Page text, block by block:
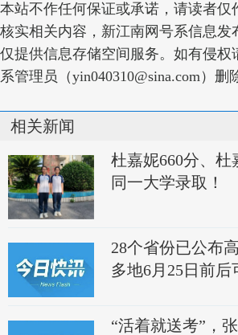
本站不作任何保证或承诺，请读者仅
核实相关内容，新江南网号系信息发
仅提供信息存储空间服务。如有侵权
系管理员（yin040310@sina.com）删
相关新闻
杜嘉妮660分、杜
同一大学录取！
28个省份已公布
多地6月25日前后
“活着就送考”，